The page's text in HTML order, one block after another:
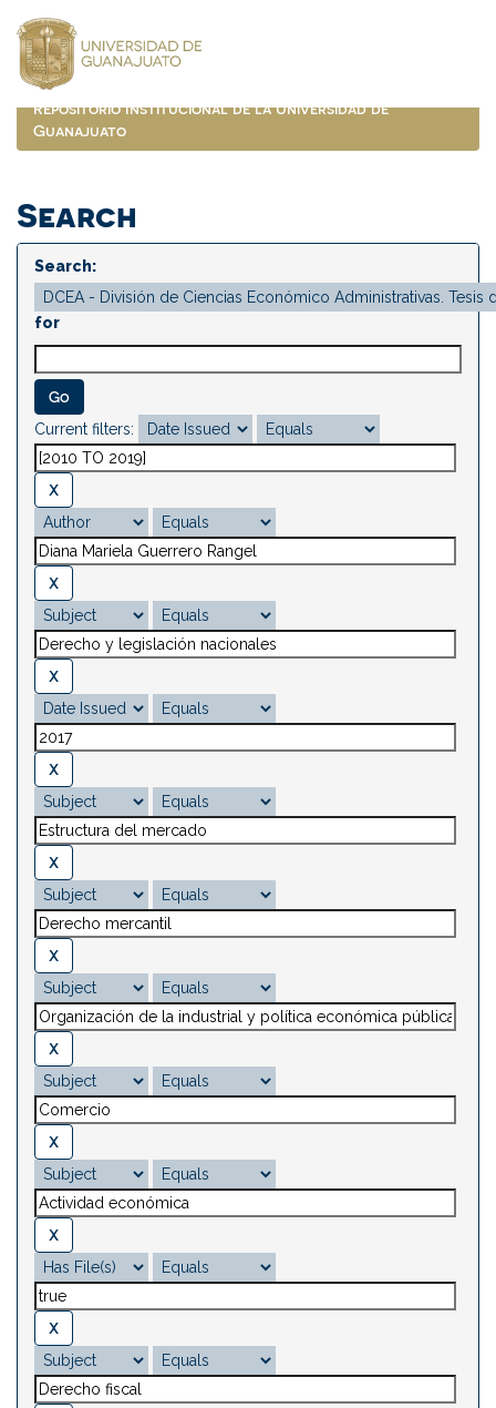
navigation
Repositorio Institucional de la Universidad de
Guanajuato
Search
Search:
for
Current filters: